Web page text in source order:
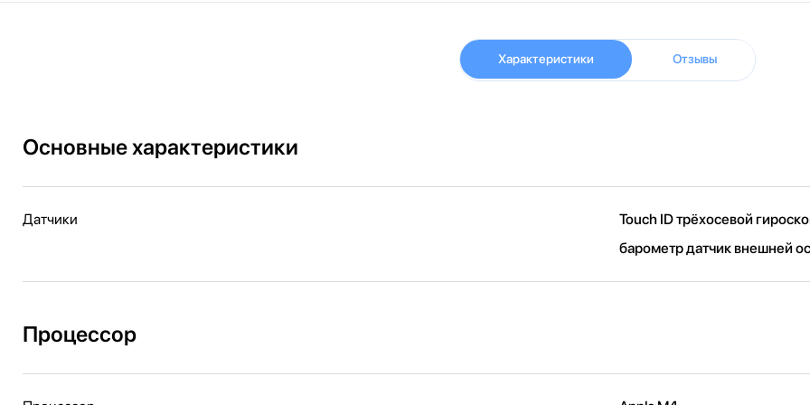
Характеристики Отзывы
Основные характеристики
Датчики
Touch ID трёхосевой
барометр датчик внешней
Процессор